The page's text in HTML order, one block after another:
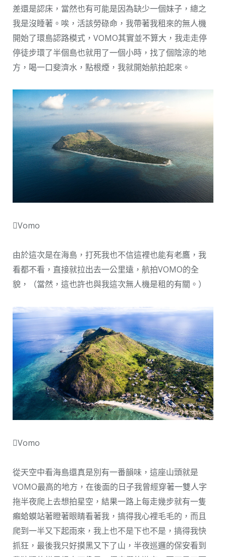
差還是認床，當然也有可能是因為缺少一個妹子，總之
我是沒睡著。唉，活該勞碌命，我帶著我租來的無人機
開始了環島認路模式，VOMO其實並不算大，我走走停
停徒步環了半個島也就用了一個小時，找了個陰涼的地
方，喝一口斐濟水，點根煙，我就開始航拍起來。
Vomo
由於這次是在海島，打死我也不信這裡也能有老鷹，我
看都不看，直接就拉出去一公里遠，航拍VOMO的全
貌，（當然，這也許也與我這次無人機是租的有關。）
Vomo
從天空中看海島還真是別有一番韻味，這座山頭就是
VOMO最高的地方，在後面的日子我曾經穿著一雙人字
拖半夜爬上去想拍星空，結果一路上每走幾步就有一隻
癩蛤蟆站著瞪著眼睛看著我，搞得我心裡毛毛的，而且
爬到一半又下起雨來，我上也不是下也不是，搞得我快
抓狂，最後我只好摸黑又下了山，半夜巡邏的保安看到